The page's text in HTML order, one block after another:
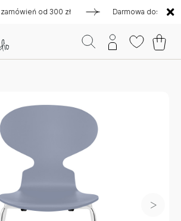
od 300 zł Darmowa dostawa dla